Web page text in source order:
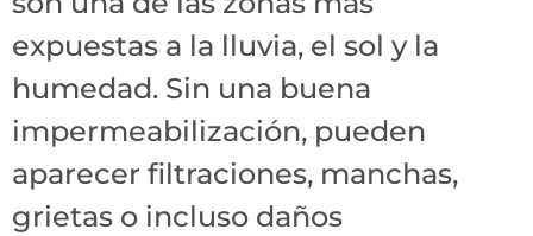
expuestas a la lluvia, el sol y la
humedad. Sin una buena
impermeabilización, pueden
aparecer filtraciones, manchas,
grietas o incluso daños